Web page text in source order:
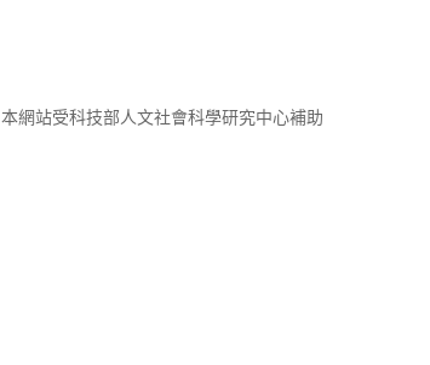
本網站受科技部人文社會科學研究中心補助